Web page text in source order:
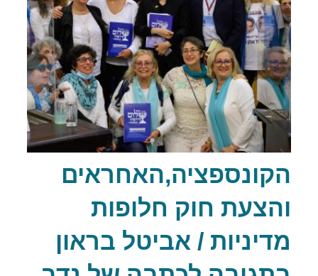
הקונספציה,האחראים
והצעת חוק חלופות
מדיניות / אביטל בראון